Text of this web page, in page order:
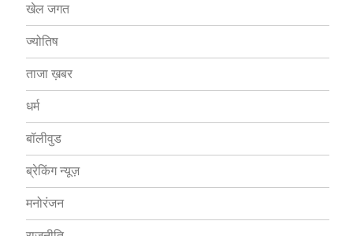
खेल जगत
ज्योतिष
ताजा ख़बर
धर्म
बॉलीवुड
ब्रेकिंग न्यूज़
मनोरंजन